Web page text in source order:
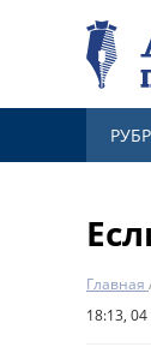
Главная
18:13,